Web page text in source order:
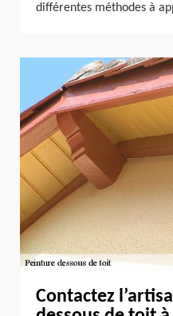
différentes méthodes à
Contactez